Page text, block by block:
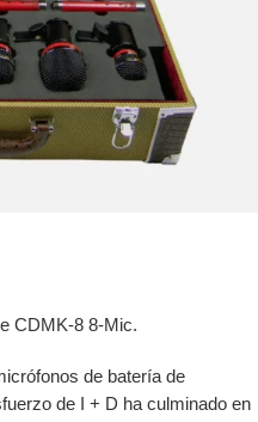
CDMK-8 8-Mic.
de batería de
de I + D ha culminado en